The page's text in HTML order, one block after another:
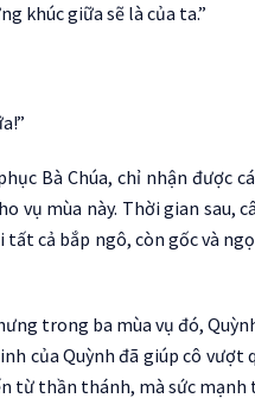
khúc giữa sẽ là của ta.”
Bà Chúa, chỉ nhận được
vụ mùa này. Thời gian sau,
cả bắp ngô, còn gốc và
trong ba mùa vụ đó,
của Quỳnh đã giúp cô vượt
từ thần thánh, mà sức